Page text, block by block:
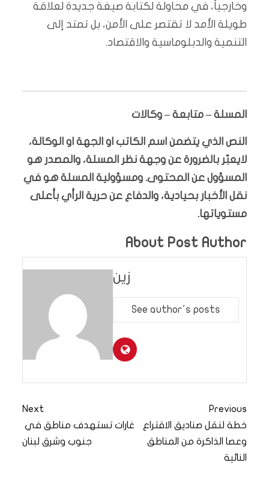
وخارجياً، في محاولة لكتابة صيغة جديدة لعلاقة
طويلة الأمد لا تقتصر على الأمن، بل تمتد إلى
التنمية والدبلوماسية والاقتصاد.
المسلة – متابعة – وكالات
النص الذي يتضمن اسم الكاتب او الجهة او الوكالة،
لايعبّر بالضرورة عن وجهة نظر المسلة، والمصدر هو
المسؤول عن المحتوى. ومسؤولية المسلة هو في
نقل الأخبار بحيادية، والدفاع عن حرية الرأي بأعلى
مستوياتها.
About Post Author
زين
See author's posts
Previous
خطة لنقل صناديق الاقتراع
وعصا الذاكرة من المناطق
النائية
Next
غارات تستهدف مناطق في
جنوب وشرق لبنان